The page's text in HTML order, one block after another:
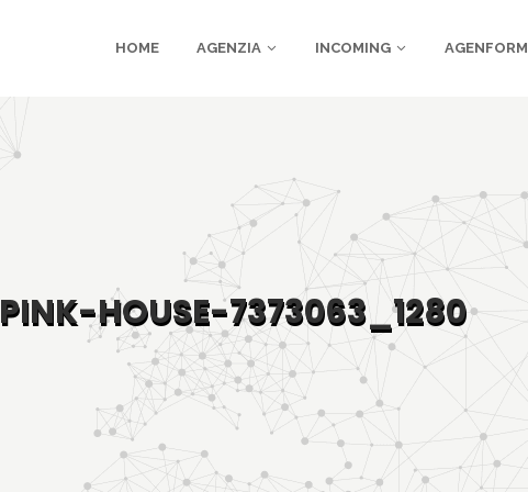
HOME AGENZIA INCOMING AGENFORM
PINK-HOUSE-7373063_1280